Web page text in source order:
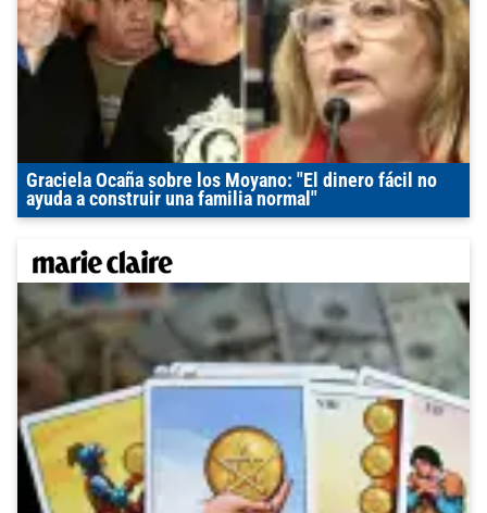
Graciela Ocaña sobre los Moyano: "El dinero fácil no
ayuda a construir una familia normal"